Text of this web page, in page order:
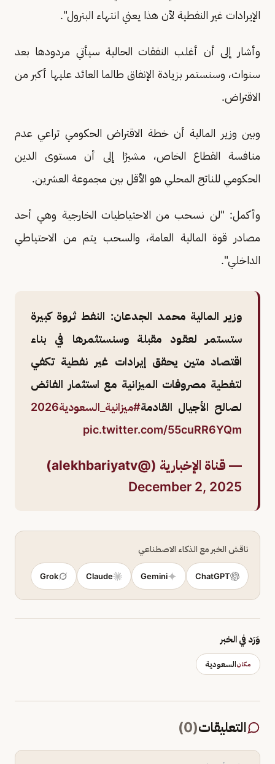
الإيرادات غير النفطية لأن هذا يعني انتهاء البترول".
وأشار إلى أن أغلب النفقات الحالية سيأتي مردودها بعد
سنوات، وسنستمر بزيادة الإنفاق طالما العائد عليها أكبر من
الاقتراض.
وبين وزير المالية أن خطة الاقتراض الحكومي تراعي عدم
منافسة القطاع الخاص، مشيرًا إلى أن مستوى الدين
الحكومي للناتج المحلي هو الأقل بين مجموعة العشرين.
وأكمل: "لن نسحب من الاحتياطيات الخارجية وهي أحد
مصادر قوة المالية العامة، والسحب يتم من الاحتياطي
الداخلي".
وزير المالية محمد الجدعان: النفط ثروة كبيرة
ستستمر لعقود مقبلة وسنستثمرها في بناء
اقتصاد متين يحقق إيرادات غير نفطية تكفي
لتغطية مصروفات الميزانية مع استثمار الفائض
لصالح الأجيال القادمة#ميزانية_السعودية2026
pic.twitter.com/55cuRR6YQm
— قناة الإخبارية (@alekhbariyatv)
December 2, 2025
ناقش الخبر مع الذكاء الاصطناعي
ChatGPT
Gemini
Claude
Grok
وَرَد في الخبر
مكانالسعودية
التعليقات(
0
)